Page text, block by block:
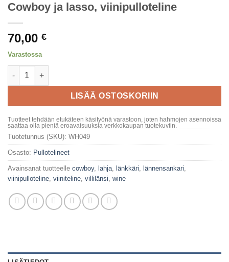
Cowboy ja lasso, viinipulloteline
70,00 €
Varastossa
Cowboy ja lasso, viinipulloteline määrä
LISÄÄ OSTOSKORIIN
Tuotteet tehdään etukäteen käsityönä varastoon, joten hahmojen asennoissa
saattaa olla pieniä eroavaisuuksia verkkokaupan tuotekuviin.
Tuotetunnus (SKU): WH049
Osasto: Pullotelineet
Avainsanat tuotteelle cowboy, lahja länkkäri lännensankari
viinipulloteline viiniteline villilänsi wine